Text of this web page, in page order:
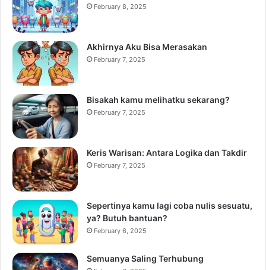
February 8, 2025
Akhirnya Aku Bisa Merasakan
February 7, 2025
Bisakah kamu melihatku sekarang?
February 7, 2025
Keris Warisan: Antara Logika dan Takdir
February 7, 2025
Sepertinya kamu lagi coba nulis sesuatu,
ya? Butuh bantuan?
February 6, 2025
Semuanya Saling Terhubung